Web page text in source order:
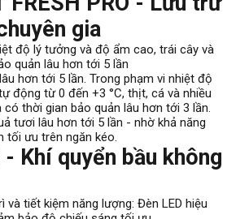
gia
độ lý tưởng và độ ẩm cao, trái cây và
quản lâu hơn tới 5 lần
hơn tới 5 lần. Trong phạm vi nhiệt độ
động từ 0 đến +3 °C, thịt, cá và nhiều
thời gian bảo quản lâu hơn tới 3 lần.
tươi lâu hơn tới 5 lần - nhờ khả năng
tối ưu trên ngăn kéo.
Khí quyển bầu không
và tiết kiệm năng lượng: Đèn LED hiệu